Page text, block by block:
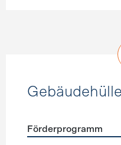
Förderprogramm